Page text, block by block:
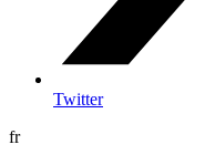
Twitter
fr